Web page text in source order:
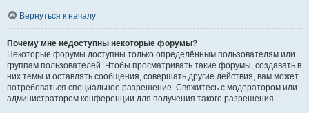
Вернуться к началу
Почему мне недоступны некоторые форумы?
Некоторые форумы доступны только определённым пользователям или
группам пользователей. Чтобы просматривать такие форумы, создавать в
них темы и оставлять сообщения, совершать другие действия, вам может
потребоваться специальное разрешение. Свяжитесь с модератором или
администратором конференции для получения такого разрешения.